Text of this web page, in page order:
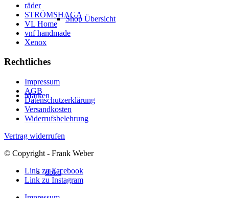
Shop Übersicht
Marken
dbkd
räder
STRÖMSHAGA
VL Home
vnf handmade
Xenox
Rechtliches
Impressum
AGB
Datenschutzerklärung
Versandkosten
Widerrufsbelehrung
Vertrag widerrufen
© Copyright - Frank Weber
Link zu Facebook
Link zu Instagram